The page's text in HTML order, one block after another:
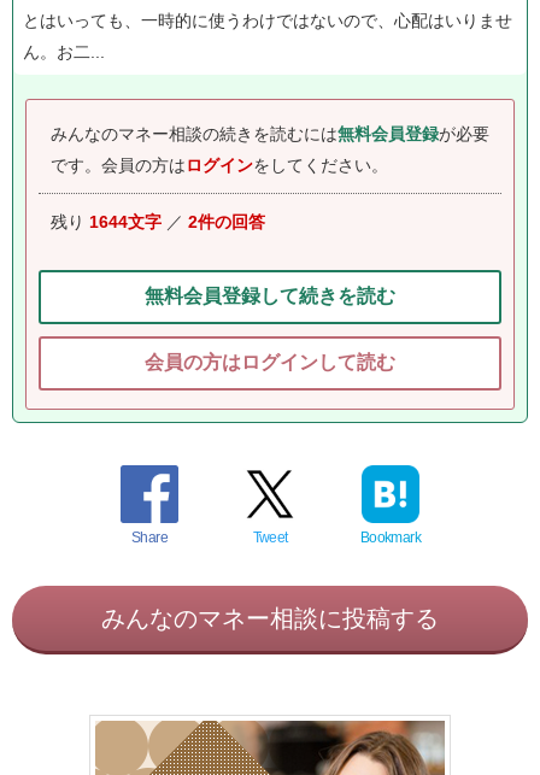
とはいっても、一時的に使うわけではないので、心配はいりませ
ん。お二...
みんなのマネー相談の続きを読むには無料会員登録が必要
です。 会員の方はログインをしてください。
残り 1644文字 ／ 2件の回答
無料会員登録して続きを読む
会員の方はログインして読む
Share Tweet Bookmark
みんなのマネー相談に投稿する